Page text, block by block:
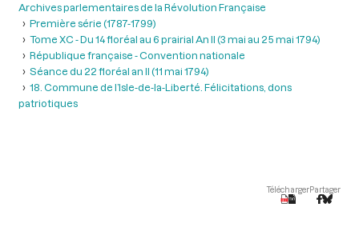
Archives parlementaires de la Révolution Française
Première série (1787-1799)
Tome XC - Du 14 floréal au 6 prairial An II (3 mai au 25 mai 1794)
République française - Convention nationale
Séance du 22 floréal an II (11 mai 1794)
18. Commune de l’Isle-de-la-Liberté. Félicitations, dons
patriotiques
TéléchargerPartager